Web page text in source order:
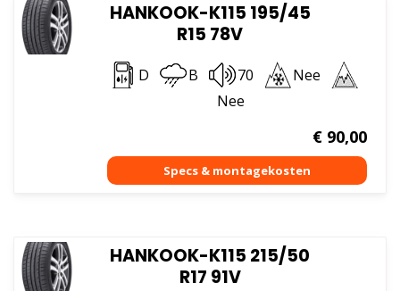
HANKOOK-K115 195/45
R15 78V
D B 70
Nee
Nee
€90,00
HANKOOK-K115 215/50
R17 91V